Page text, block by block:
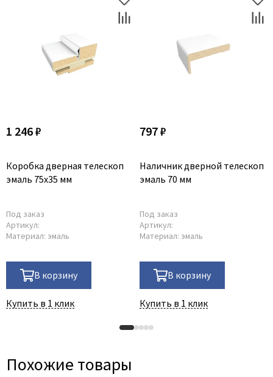
1 246 ₽
Коробка дверная телескоп
эмаль 75х35 мм
Под заказ
Артикул:
Материал: эмаль
В корзину
Купить в 1 клик
797 ₽
Наличник дверной телескоп
эмаль 70 мм
Под заказ
Артикул:
Материал: эмаль
В корзину
Купить в 1 клик
Похожие товары